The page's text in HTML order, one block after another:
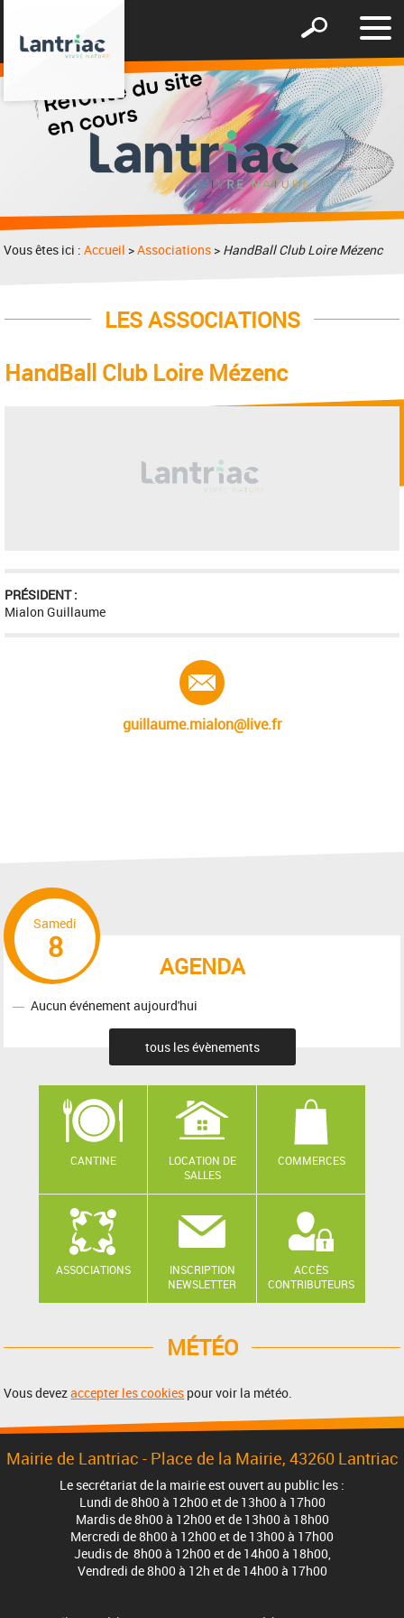
le
Afficher
formulaire
de
recherche
Vous êtes ici :Accueil >Associations > HandBall Club Loire Mézenc
LES ASSOCIATIONS
HandBall Club Loire Mézenc
PRÉSIDENT :
Mialon Guillaume
guillaume.mialon@live.fr
AGENDA
Samedi
8
Aucun événement aujourd'hui
tous les évènements
CANTINE
LOCATION DE
SALLES
COMMERCES
ASSOCIATIONS
INSCRIPTION
NEWSLETTER
ACCÈS
CONTRIBUTEURS
MÉTÉO
Vous devezaccepter les cookies pour voir la météo.
Mairie de Lantriac - Place de la Mairie, 43260 Lantriac
Le secrétariat de la mairie est ouvert au public les :
Lundi de 8h00 à 12h00 et de 13h00 à 17h00
Mardis de 8h00 à 12h00 et de 13h00 à 18h00
Mercredi de 8h00 à 12h00 et de 13h00 à 17h00
Jeudis de 8h00 à 12h00 et de 14h00 à 18h00,
Vendredi de 8h00 à 12h et de 14h00 à 17h00